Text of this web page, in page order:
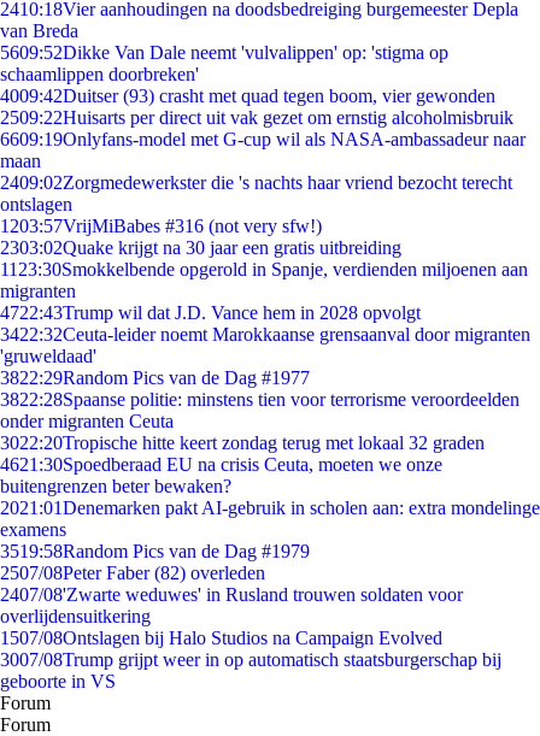
2410:18Vier aanhoudingen na doodsbedreiging burgemeester Depla
van Breda
5609:52Dikke Van Dale neemt 'vulvalippen' op: 'stigma op
schaamlippen doorbreken'
4009:42Duitser (93) crasht met quad tegen boom, vier gewonden
2509:22Huisarts per direct uit vak gezet om ernstig alcoholmisbruik
6609:19Onlyfans-model met G-cup wil als NASA-ambassadeur naar
maan
2409:02Zorgmedewerkster die 's nachts haar vriend bezocht terecht
ontslagen
1203:57VrijMiBabes #316 (not very sfw!)
2303:02Quake krijgt na 30 jaar een gratis uitbreiding
11 23:30Smokkelbende opgerold in Spanje, verdienden miljoenen aan
migranten
4722:43Trump wil dat J.D. Vance hem in 2028 opvolgt
3422:32Ceuta-leider noemt Marokkaanse grensaanval door migranten
'gruweldaad'
3822:29Random Pics van de Dag #1977
3822:28Spaanse politie: minstens tien voor terrorisme veroordeelden
onder migranten Ceuta
3022:20Tropische hitte keert zondag terug met lokaal 32 graden
4621:30Spoedberaad EU na crisis Ceuta, moeten we onze
buitengrenzen beter bewaken?
2021:01Denemarken pakt AI-gebruik in scholen aan: extra mondelinge
examens
3519:58Random Pics van de Dag #1979
2507/08Peter Faber (82) overleden
2407/08'Zwarte weduwes' in Rusland trouwen soldaten voor
overlijdensuitkering
1507/08Ontslagen bij Halo Studios na Campaign Evolved
3007/08Trump grijpt weer in op automatisch staatsburgerschap bij
geboorte in VS
Forum
Forum